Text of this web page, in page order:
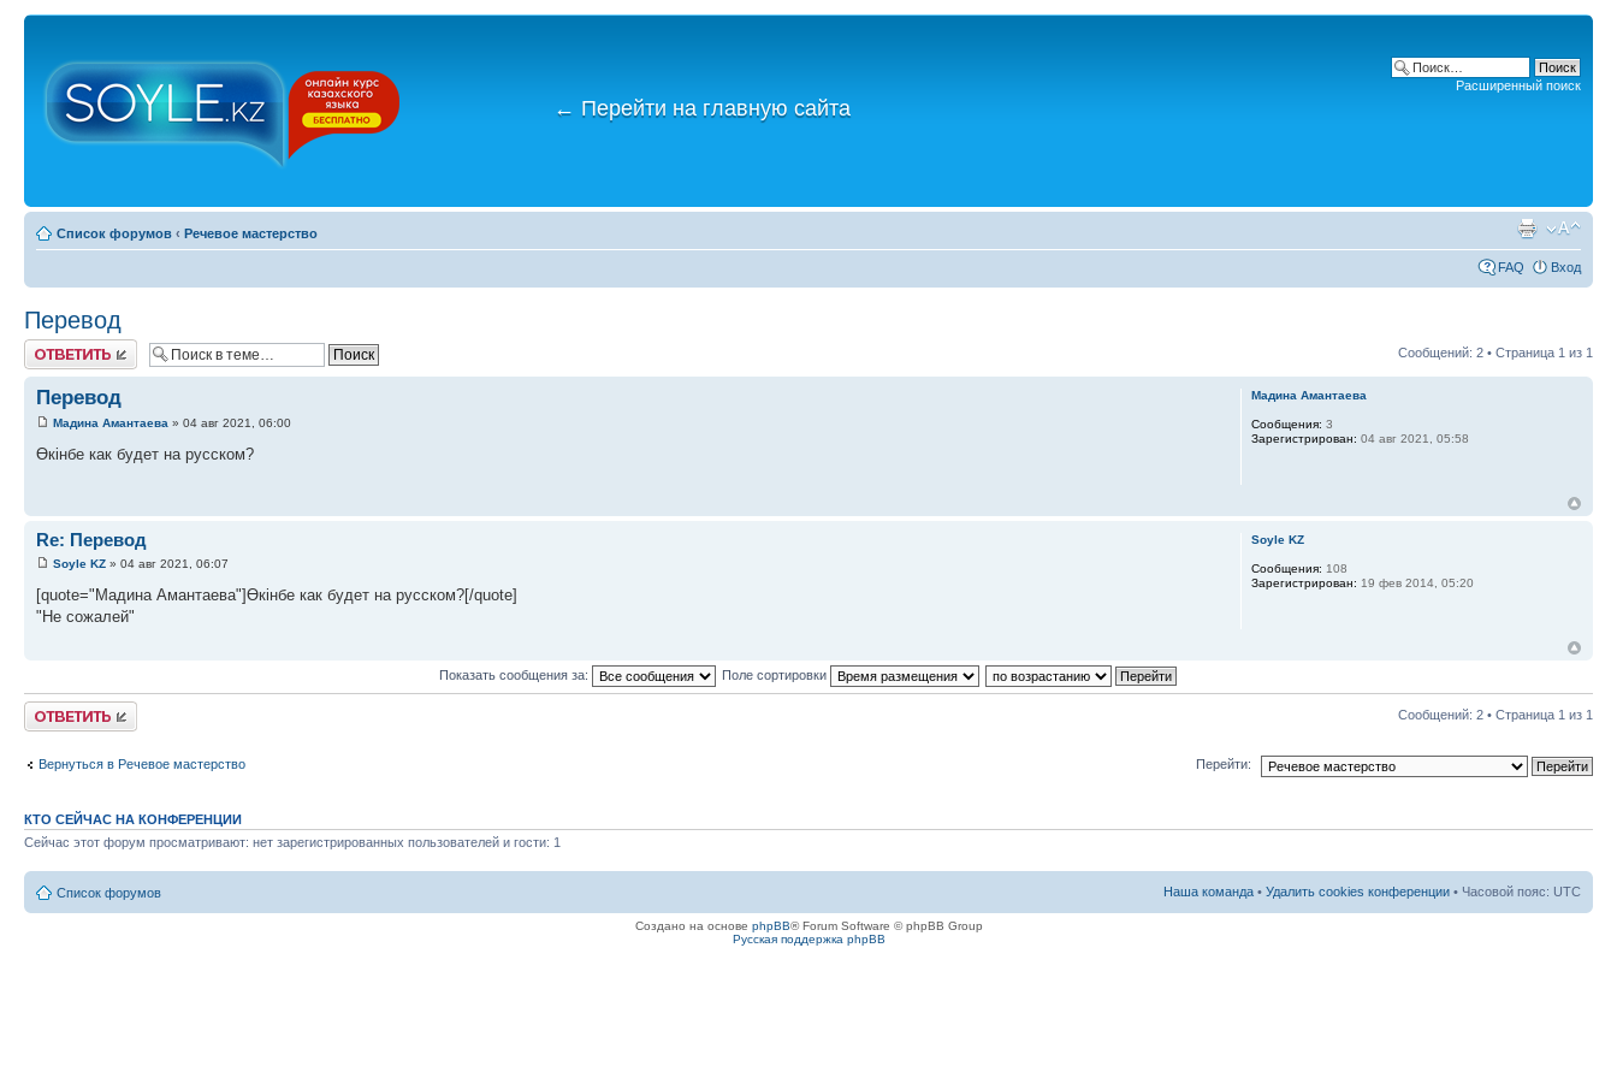
← Перейти на главную сайта
Расширенный поиск
Список форумов ‹ Речевое мастерство
FAQ Вход
Перевод
Ответить Сообщений: 2 • Страница 1 из 1
Перевод
Мадина Амантаева » 04 авг 2021, 06:00
Өкінбе как будет на русском?
Мадина Амантаева
Сообщения: 3
Зарегистрирован: 04 авг 2021, 05:58
Re: Перевод
Soyle KZ » 04 авг 2021, 06:07
[quote="Мадина Амантаева"]Өкінбе как будет на русском?[/quote]
"Не сожалей"
Soyle KZ
Сообщения: 108
Зарегистрирован: 19 фев 2014, 05:20
Показать сообщения за: Поле сортировки
Ответить Сообщений: 2 • Страница 1 из 1
Вернуться в Речевое мастерство Перейти:
КТО СЕЙЧАС НА КОНФЕРЕНЦИИ
Сейчас этот форум просматривают: нет зарегистрированных пользователей и гости: 1
Список форумов Наша команда • Удалить cookies конференции • Часовой пояс: UTC
Создано на основе phpBB® Forum Software © phpBB Group
Русская поддержка phpBB